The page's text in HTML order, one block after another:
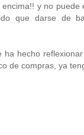
encima!! y no
que darse de
ha hecho
de compras, ya